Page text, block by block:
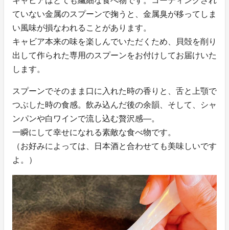
ていない金属のスプーンで掬うと、金属臭が移ってしま
い風味が損なわれることがあります。
キャビア本来の味を楽しんでいただくため、貝殻を削り
出して作られた専用のスプーンをお付けしてお届けいた
します。
スプーンでそのまま口に入れた時の香りと、舌と上顎で
つぶした時の食感。飲み込んだ後の余韻、そして、シャ
ンパンや白ワインで流し込む贅沢感―。
一瞬にして幸せになれる素敵な食べ物です。
（お好みによっては、日本酒と合わせても美味しいです
よ。）